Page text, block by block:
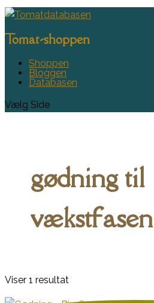
Tomat-shoppen
Shoppen
Bloggen
Databasen
Vælg Side
gødning til
vækstfasen
Viser 1 resultat